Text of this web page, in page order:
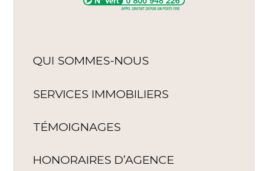
QUI SOMMES-NOUS
SERVICES IMMOBILIERS
TÉMOIGNAGES
HONORAIRES D’AGENCE